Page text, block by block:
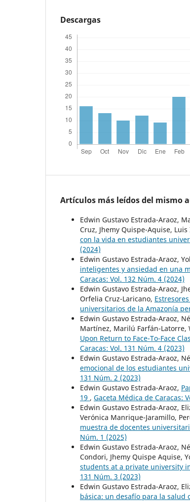
Descargas
Artículos más leídos del mismo
Edwin Gustavo Estrada-Araoz,
Cruz, Jhemy Quispe-Aquise,
con la vida en estudiantes
(2024)
Edwin Gustavo Estrada-Araoz,
inteligentes y ansiedad en una
Caracas: Vol. 132 Núm. 4 (2024)
Edwin Gustavo Estrada-Araoz,
Orfelia Cruz-Laricano,
universitarios de la Amazonía
Edwin Gustavo Estrada-Araoz,
Martínez, Marilú Farfán-Latorre,
Upon Return to Face-To-Face
Caracas: Vol. 131 Núm. 4 (2023)
Edwin Gustavo Estrada-Araoz,
emocional de los estudiantes
131 Núm. 2 (2023)
Edwin Gustavo Estrada-Araoz,
19 , Gaceta Médica de Caracas:
Edwin Gustavo Estrada-Araoz,
Verónica Manrique-Jaramillo,
muestra de docentes
Núm. 1 (2025)
Edwin Gustavo Estrada-Araoz,
Condori, Jhemy Quispe Aquise,
students at a private university
131 Núm. 3 (2023)
Edwin Gustavo Estrada-Araoz,
básica: un desafío para la salud